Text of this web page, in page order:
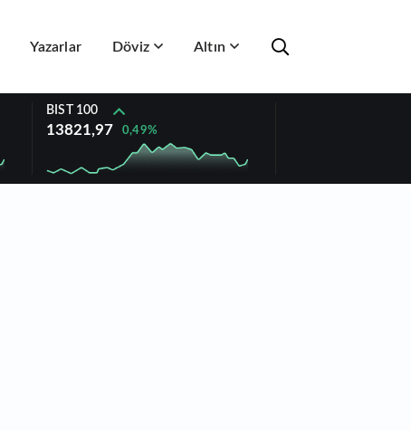
Yazarlar Döviz Altın
BIST 100
13821,97 0,49%